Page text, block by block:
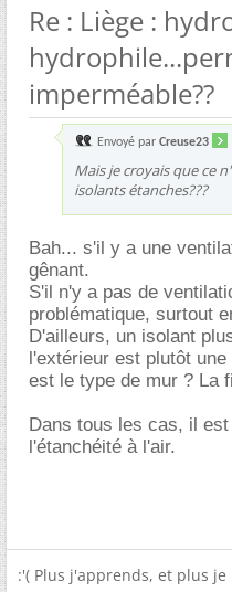
Re : Liège :
imperméable??
Envoyé par Creuse23
Mais je croyais que ce
isolants étanches???
Bah... s'il y a une
gênant.
S'il n'y a pas de
problématique, surtout
D'ailleurs, un isolant
l'extérieur est plutôt
est le type de mur ? La
Dans tous les cas, il
l'étanchéité à l'air.
:'( Plus j'apprends, et plus